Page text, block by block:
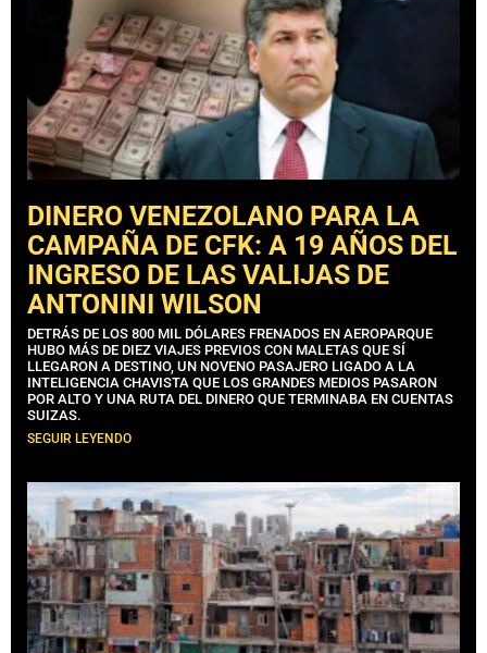
DINERO VENEZOLANO PARA LA
CAMPAÑA DE CFK: A 19 AÑOS DEL
INGRESO DE LAS VALIJAS DE
ANTONINI WILSON
DETRÁS DE LOS 800 MIL DÓLARES FRENADOS EN AEROPARQUE
HUBO MÁS DE DIEZ VIAJES PREVIOS CON MALETAS QUE SÍ
LLEGARON A DESTINO, UN NOVENO PASAJERO LIGADO A LA
INTELIGENCIA CHAVISTA QUE LOS GRANDES MEDIOS PASARON
POR ALTO Y UNA RUTA DEL DINERO QUE TERMINABA EN CUENTAS
SUIZAS.
SEGUIR LEYENDO